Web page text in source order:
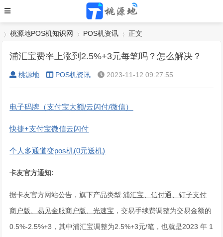
桃源地POS机知识网
›
POS机资讯
›
正文
浦汇宝费率上涨到2.5%+3元每笔吗？怎么解决？
桃源地 POS机资讯 2023-11-12 09:27:55
电子码牌（支付宝大额/云闪付/微信）
快捷+支付宝微信云闪付
个人多通道变pos机(0元送机)
卡友官方通知:
据卡友官方网站公告，旗下产品类型:浦汇宝、信付通、钉子支付
商户版、易见金服商户版、光速宝 ，交易手续费调整为交易金额的
0.5%-2.5%+3，其中浦汇宝调整为2.5%+3元/笔，也就是2023 年 1